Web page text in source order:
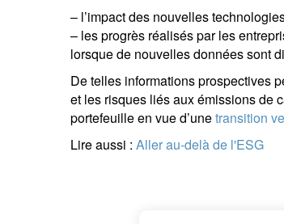
– l’impact des nouvelles
– les progrès réalisés par les
lorsque de nouvelles données sont
De telles informations prospectives
et les risques liés aux émissions de
portefeuille en vue d’unetransition
Lire aussi : Aller au-delà de l'ESG